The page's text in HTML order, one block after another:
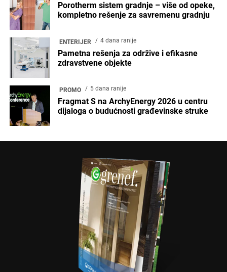
Porotherm sistem gradnje – više od opeke,
kompletno rešenje za savremenu gradnju
ENTERIJER 4 dana ranije
Pametna rešenja za održive i efikasne
zdravstvene objekte
PROMO 5 dana ranije
Fragmat S na ArchyEnergy 2026 u centru
dijaloga o budućnosti građevinske struke